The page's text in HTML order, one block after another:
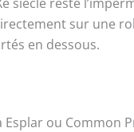
siècle reste
sur une
en dessous.
ou Common